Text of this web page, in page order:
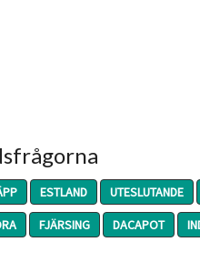
ESTLAND UTESLUTANDE
FJÄRSING DACAPOT